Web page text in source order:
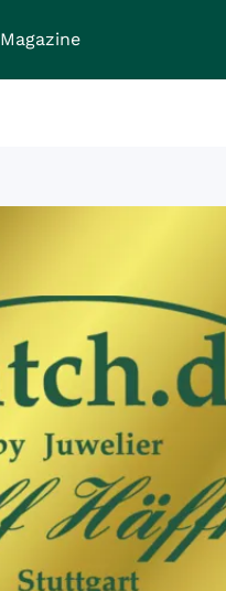
Magazine